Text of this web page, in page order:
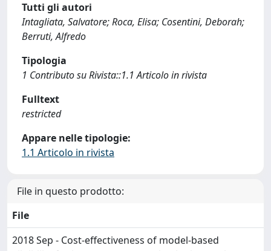
Tutti gli autori
Intagliata, Salvatore; Roca, Elisa; Cosentini, Deborah;
Berruti, Alfredo
Tipologia
1 Contributo su Rivista::1.1 Articolo in rivista
Fulltext
restricted
Appare nelle tipologie:
1.1 Articolo in rivista
File in questo prodotto:
File
2018 Sep - Cost-effectiveness of model-based